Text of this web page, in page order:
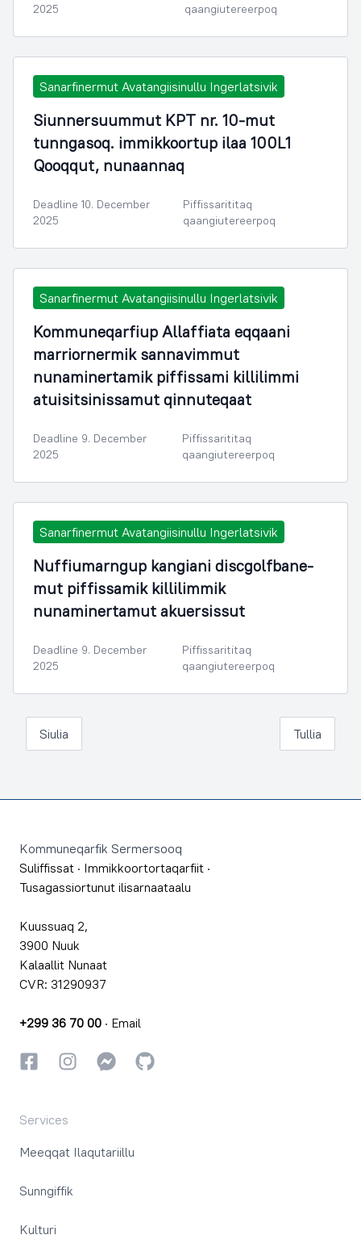
2025 qaangiutereerpoq
Sanarfinermut Avatangiisinullu Ingerlatsivik
Siunnersuummut KPT nr. 10-mut
tunngasoq. immikkoortup ilaa 100L1
Qooqqut, nunaannaq
Deadline 10. December
2025
Piffissarititaq
qaangiutereerpoq
Sanarfinermut Avatangiisinullu Ingerlatsivik
Kommuneqarfiup Allaffiata eqqaani
marriornermik sannavimmut
nunaminertamik piffissami killilimmi
atuisitsinissamut qinnuteqaat
Deadline 9. December
2025
Piffissarititaq
qaangiutereerpoq
Sanarfinermut Avatangiisinullu Ingerlatsivik
Nuffiumarngup kangiani discgolfbane-
mut piffissamik killilimmik
nunaminertamut akuersissut
Deadline 9. December
2025
Piffissarititaq
qaangiutereerpoq
Siulia Tullia
Kommuneqarfik Sermersooq
Suliffissat · Immikkoortortaqarfiit ·
Tusagassiortunut ilisarnaataalu
Kuussuaq 2,
3900 Nuuk
Kalaallit Nunaat
CVR: 31290937
+299 36 70 00 · Email
FacebookkiInstagrammiInstagrammi
GitHub
Services
Meeqqat Ilaqutariillu
Sunngiffik
Kulturi